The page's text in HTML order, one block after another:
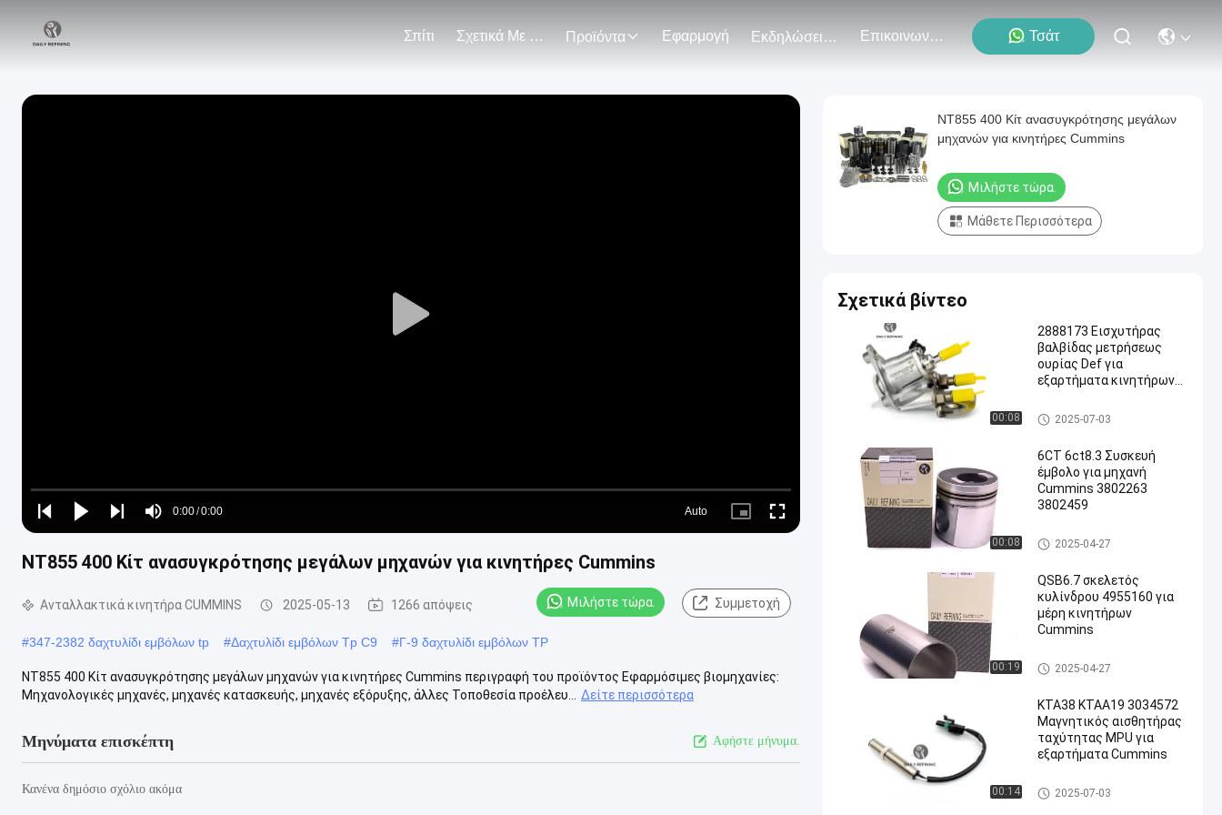
Σπίτι Σχετικά Με Εμάς Προϊόντα Εφαρμογή Εκδηλώσεις Επικοινωνήστε Μαζί Μας Τσάτ
Play
Play
Play
Play
Mute
Time
0:00/0:00
Loaded:
0%
Auto
Picture- Fullscreen
NT855 400 Κίτ ανασυγκρότησης μεγάλων μηχανών για κινητήρες Cummins
Ανταλλακτικά κινητήρα CUMMINS 2025-05-13 1266 απόψεις Μιλήστε τώρα. Συμμετοχή
#347-2382 δαχτυλίδι εμβόλων tp #Δαχτυλίδι εμβόλων Tp C9 #Γ-9 δαχτυλίδι εμβόλων TP
NT855 400 Κίτ ανασυγκρότησης μεγάλων μηχανών για κινητήρες Cummins περιγραφή του προϊόντος Εφαρμόσιμες βιομηχανίες:
Μηχανολογικές μηχανές, μηχανές κατασκευής, μηχανές εξόρυξης, άλλες Τοποθεσία προέλευ...
Δείτε περισσότερα
Μηνύματα επισκέπτη Αφήστε μήνυμα.
Κανένα δημόσιο σχόλιο ακόμα
NT855 400 Κίτ ανασυγκρότησης μεγάλων
μηχανών για κινητήρες Cummins
Μιλήστε τώρα.
Μάθετε Περισσότερα
Σχετικά βίντεο
00:08
2888173 Εισχυτήρας
βαλβίδας μετρήσεως
ουρίας Def για
εξαρτήματα κινητήρων
Ανταλλακτικά κινητήρα CUM
MINS
2025-07-03
00:08
6CT 6ct8.3 Συσκευή
έμβολο για μηχανή
Cummins 3802263
3802459
Ανταλλακτικά κινητήρα CUM
MINS
2025-04-27
00:19
QSB6.7 σκελετός
κυλίνδρου 4955160 για
μέρη κινητήρων
Cummins
Ανταλλακτικά κινητήρα CUM
MINS
2025-04-27
00:14
ΚΤΑ38 ΚΤΑA19 3034572
Μαγνητικός αισθητήρας
ταχύτητας MPU για
εξαρτήματα Cummins
Ανταλλακτικά κινητήρα CUM
MINS
2025-07-03